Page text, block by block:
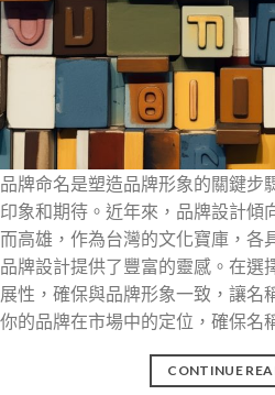
品牌命名是塑造品牌形象的關鍵步
印象和期待。近年來，品牌設計傾
而高雄，作為台灣的文化寶庫，各
品牌設計提供了豐富的靈感。在選
展性，確保與品牌形象一致，讓名
你的品牌在市場中的定位，確保名
CONTINUE